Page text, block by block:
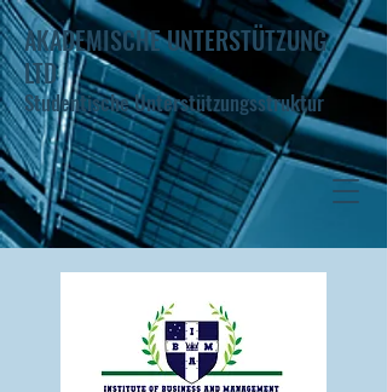
AKADEMISCHE UNTERSTÜTZUNG
LTD
Studentische Unterstützungsstruktur